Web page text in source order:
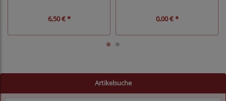
6,50 € * 0,00 € *
Artikelsuche